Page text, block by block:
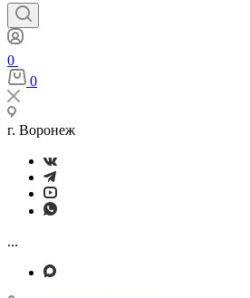
0
0
г. Воронеж
...